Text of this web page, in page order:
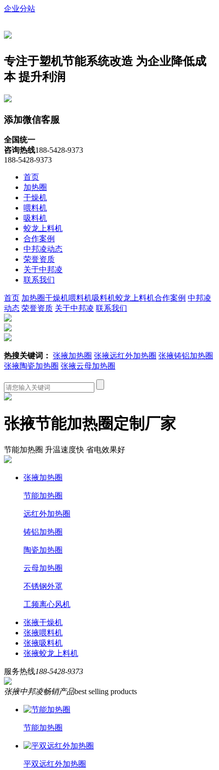
企业分站
专注于塑机节能系统改造 为企业降低成
本 提升利润
添加微信客服
全国统一
咨询热线188-5428-9373
188-5428-9373
首页
加热圈
干燥机
喂料机
吸料机
蛟龙上料机
合作案例
中邦凌动态
荣誉资质
关于中邦凌
联系我们
首页 加热圈干燥机喂料机吸料机蛟龙上料机合作案例 中邦凌
动态 荣誉资质 关于中邦凌 联系我们
热搜关键词： 张掖加热圈 张掖远红外加热圈 张掖铸铝加热圈
张掖陶瓷加热圈 张掖云母加热圈
张掖节能加热圈定制厂家
节能加热圈 升温速度快 省电效果好
张掖加热圈
节能加热圈
远红外加热圈
铸铝加热圈
陶瓷加热圈
云母加热圈
不锈钢外罩
工频离心风机
张掖干燥机
张掖喂料机
张掖吸料机
张掖蛟龙上料机
服务热线188-5428-9373
张掖中邦凌畅销产品best selling products
节能加热圈
平双远红外加热圈